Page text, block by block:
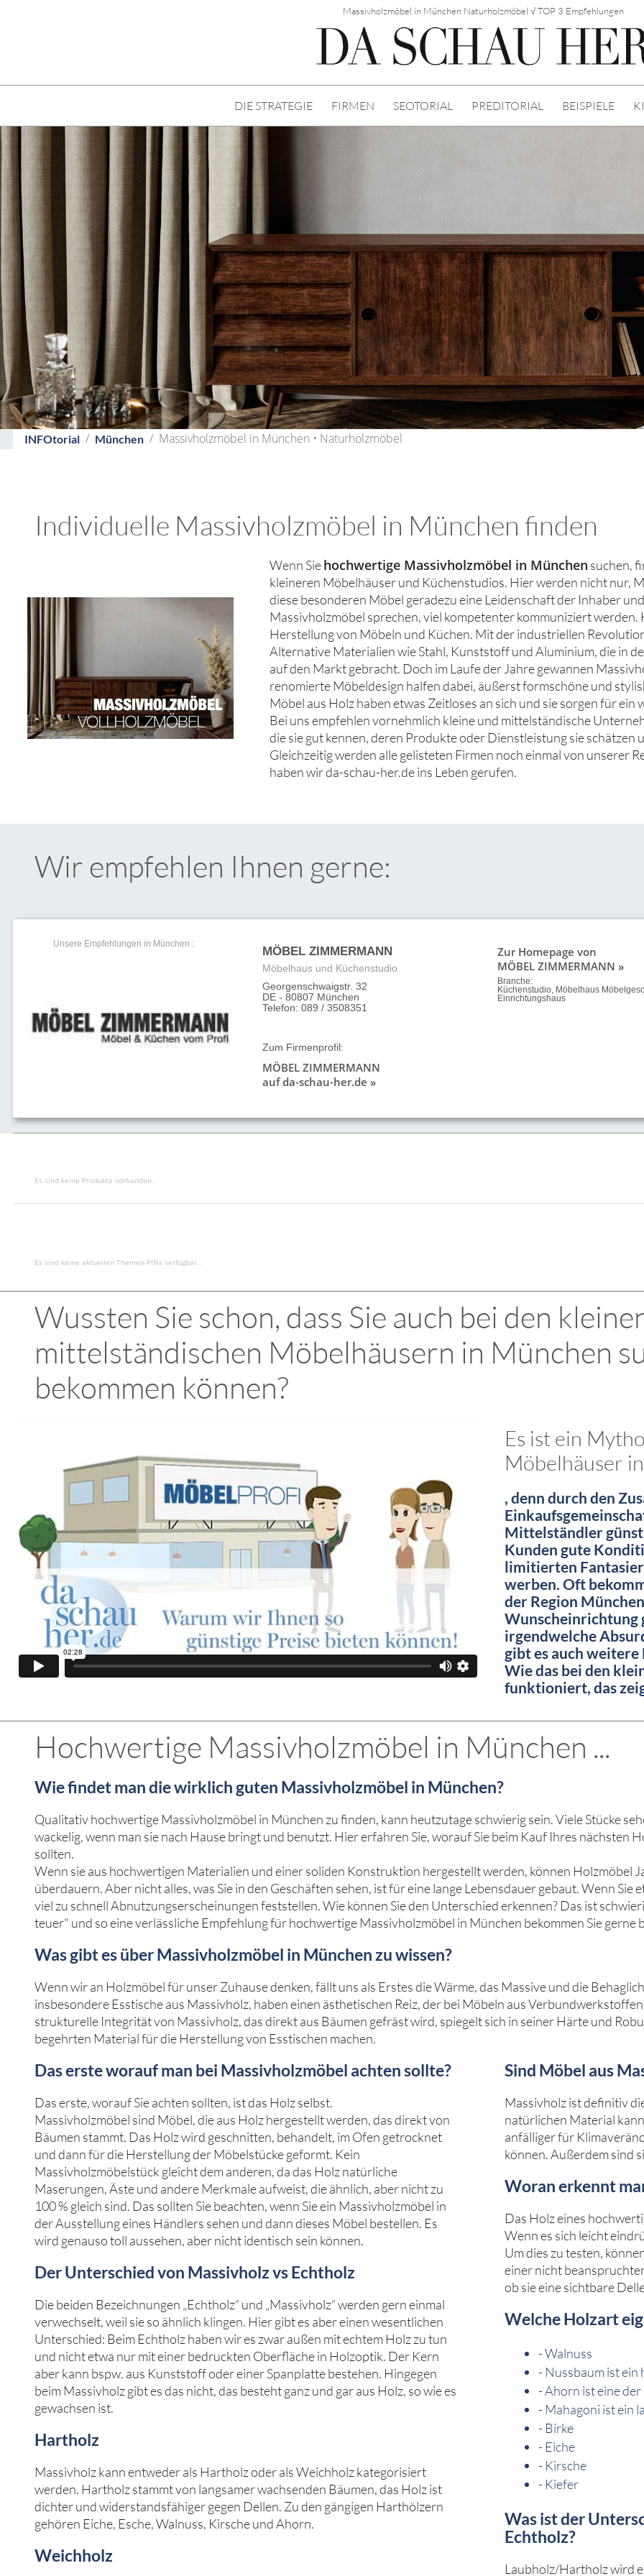
Massivholzmöbel in München Naturholzmöbel √ TOP 3 Empfehlungen
DIE STRATEGIE FIRMEN SEOTORIAL PREDITORIAL BEISPIELE
INFOtorial München Massivholzmöbel in München • Naturholzmöbel
Individuelle Massivholzmöbel in München finden
Wenn Siehochwertige Massivholzmöbel in München suchen,
kleineren Möbelhäuser und Küchenstudios. Hier werden nicht nur,
diese besonderen Möbel geradezu eine Leidenschaft der Inhaber
Massivholzmöbel sprechen, viel kompetenter kommuniziert werden.
Herstellung von Möbeln und Küchen. Mit der industriellen
Alternative Materialien wie Stahl, Kunststoff und Aluminium, die in
auf den Markt gebracht. Doch im Laufe der Jahre gewannen
renomierte Möbeldesign halfen dabei, äußerst formschöne und
Möbel aus Holz haben etwas Zeitloses an sich und sie sorgen für ein
Bei uns empfehlen vornehmlich kleine und mittelständische
die sie gut kennen, deren Produkte oder Dienstleistung sie
Gleichzeitig werden alle gelisteten Firmen noch einmal von unserer
haben wir da-schau-her.de ins Leben gerufen.
Wir empfehlen Ihnen gerne:
Unsere Empfehlungen in München :
MÖBEL ZIMMERMANN
Möbelhaus und Küchenstudio
Georgenschwaigstr. 32
DE - 80807 München
Telefon: 089 / 3508351
Zum Firmenprofil:
MÖBEL ZIMMERMANN
auf da-schau-her.de »
Zur Homepage von
MÖBEL ZIMMERMANN »
Branche:
Küchenstudio, Möbelhaus
Einrichtungshaus
Es sind keine Produkte vorhanden.
Es sind keine aktuellen Themen-PINs verfügbar..
Wussten Sie schon, dass Sie auch bei den
mittelständischen Möbelhäusern in München
bekommen können?
Es ist ein
Möbelhäuser
, denn durch den
Mittelständler
Kunden gute
limitierten
werben. Oft
der Region
Wunscheinrichtung
irgendwelche
gibt es auch weitere
Wie das bei den
funktioniert, das
Hochwertige Massivholzmöbel in München ...
Wie findet man die wirklich guten Massivholzmöbel in München?
Qualitativ hochwertige Massivholzmöbel in München zu finden, kann heutzutage schwierig sein. Viele Stücke
wackelig, wenn man sie nach Hause bringt und benutzt. Hier erfahren Sie, worauf Sie beim Kauf Ihres nächsten
sollten.
Wenn sie aus hochwertigen Materialien und einer soliden Konstruktion hergestellt werden, können Holzmöbel
überdauern. Aber nicht alles, was Sie in den Geschäften sehen, ist für eine lange Lebensdauer gebaut. Wenn
viel zu schnell Abnutzungserscheinungen feststellen. Wie können Sie den Unterschied erkennen? Das ist
teuer" und so eine verlässliche Empfehlung für hochwertige Massivholzmöbel in München bekommen Sie gerne
Was gibt es über Massivholzmöbel in München zu wissen?
Wenn wir an Holzmöbel für unser Zuhause denken, fällt uns als Erstes die Wärme, das Massive und die
insbesondere Esstische aus Massivholz, haben einen ästhetischen Reiz, der bei Möbeln aus
strukturelle Integrität von Massivholz, das direkt aus Bäumen gefräst wird, spiegelt sich in seiner Härte und
begehrten Material für die Herstellung von Esstischen machen.
Das erste worauf man bei Massivholzmöbel achten sollte?
Das erste, worauf Sie achten sollten, ist das Holz selbst.
Massivholzmöbel sind Möbel, die aus Holz hergestellt werden, das direkt von
Bäumen stammt. Das Holz wird geschnitten, behandelt, im Ofen getrocknet
und dann für die Herstellung der Möbelstücke geformt. Kein
Massivholzmöbelstück gleicht dem anderen, da das Holz natürliche
Maserungen, Äste und andere Merkmale aufweist, die ähnlich, aber nicht zu
100 % gleich sind. Das sollten Sie beachten, wenn Sie ein Massivholzmöbel in
der Ausstellung eines Händlers sehen und dann dieses Möbel bestellen. Es
wird genauso toll aussehen, aber nicht identisch sein können.
Der Unterschied von Massivholz vs Echtholz
Die beiden Bezeichnungen „Echtholz“ und „Massivholz“ werden gern einmal
verwechselt, weil sie so ähnlich klingen. Hier gibt es aber einen wesentlichen
Unterschied: Beim Echtholz haben wir es zwar außen mit echtem Holz zu tun
und nicht etwa nur mit einer bedruckten Oberfläche in Holzoptik. Der Kern
aber kann bspw. aus Kunststoff oder einer Spanplatte bestehen. Hingegen
beim Massivholz gibt es das nicht, das besteht ganz und gar aus Holz, so wie es
gewachsen ist.
Hartholz
Massivholz kann entweder als Hartholz oder als Weichholz kategorisiert
werden. Hartholz stammt von langsamer wachsenden Bäumen, das Holz ist
dichter und widerstandsfähiger gegen Dellen. Zu den gängigen Harthölzern
gehören Eiche, Esche, Walnuss, Kirsche und Ahorn.
Weichholz
Sind Möbel aus
Massivholz ist definitiv
natürlichen Material
anfälliger für
können. Außerdem sind
Woran erkennt
Das Holz eines
Wenn es sich leicht
Um dies zu testen,
einer nicht
ob sie eine sichtbare
Welche Holzart
- Walnuss
- Nussbaum ist
- Ahorn ist eine
- Mahagoni ist ein
- Birke
- Eiche
- Kirsche
- Kiefer
Was ist der
Echtholz?
Laubholz/Hartholz wird